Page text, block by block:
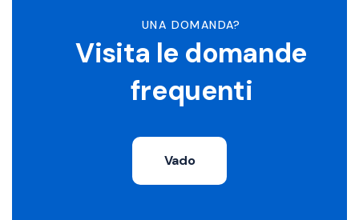
UNA DOMANDA?
Visita le domande
frequenti
Vado